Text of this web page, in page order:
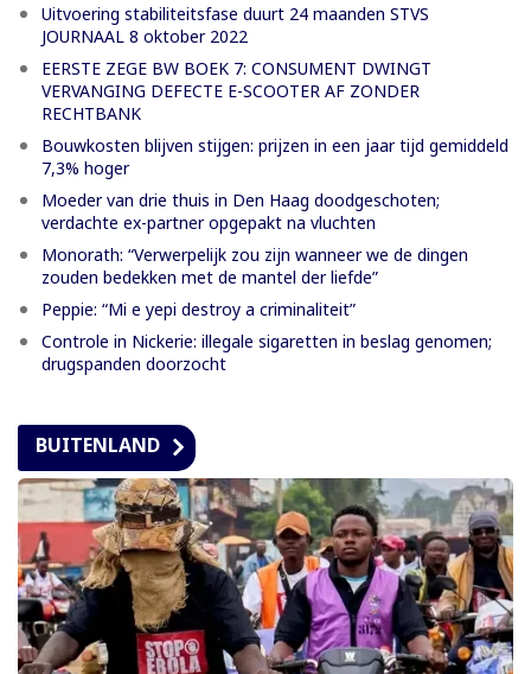
Uitvoering stabiliteitsfase duurt 24 maanden STVS
JOURNAAL 8 oktober 2022
EERSTE ZEGE BW BOEK 7: CONSUMENT DWINGT
VERVANGING DEFECTE E-SCOOTER AF ZONDER
RECHTBANK
Bouwkosten blijven stijgen: prijzen in een jaar tijd gemiddeld
7,3% hoger
Moeder van drie thuis in Den Haag doodgeschoten;
verdachte ex-partner opgepakt na vluchten
Monorath: “Verwerpelijk zou zijn wanneer we de dingen
zouden bedekken met de mantel der liefde”
Peppie: “Mi e yepi destroy a criminaliteit”
Controle in Nickerie: illegale sigaretten in beslag genomen;
drugspanden doorzocht
BUITENLAND